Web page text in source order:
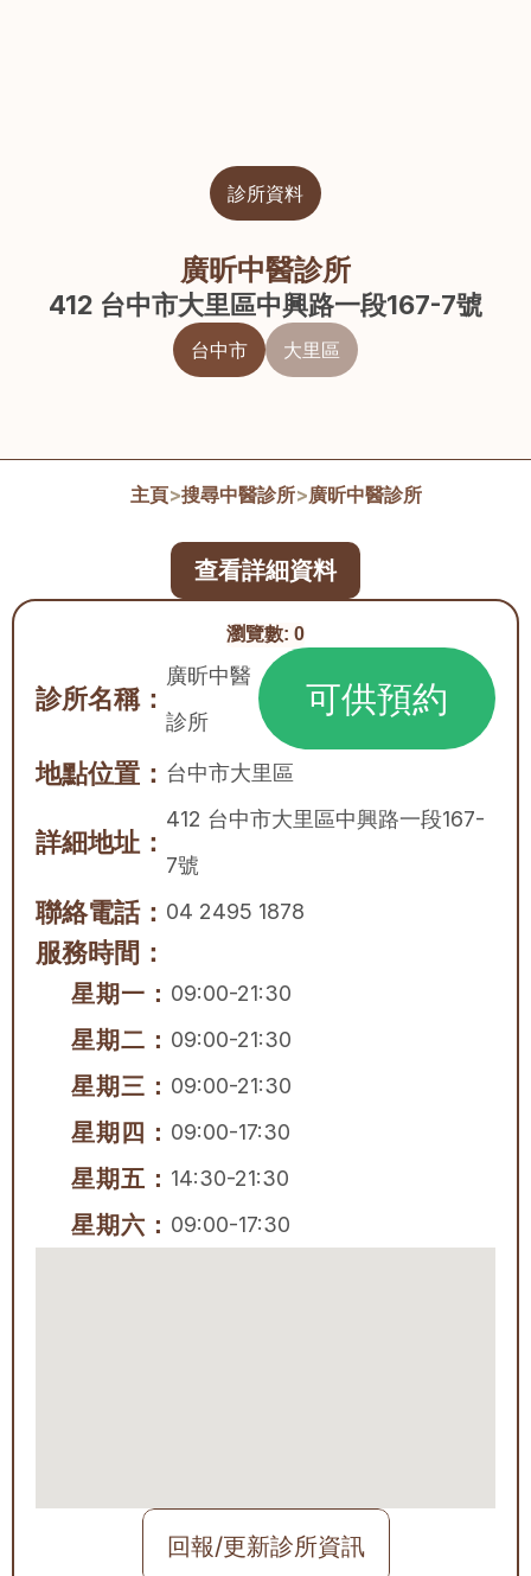
診所資料
廣昕中醫診所
412 台中市大里區中興路一段167-7號
台中市 大里區
主頁>搜尋中醫診所>廣昕中醫診所
瀏覽數: 0
診所名稱：
廣昕中醫
診所
可供預約
地點位置： 台中市大里區
詳細地址：
412 台中市大里區中興路一段167-
7號
聯絡電話： 04 2495 1878
服務時間：
星期一： 09:00-21:30
星期二： 09:00-21:30
星期三： 09:00-21:30
星期四： 09:00-17:30
星期五： 14:30-21:30
星期六： 09:00-17:30
回報/更新診所資訊
查看詳細資料